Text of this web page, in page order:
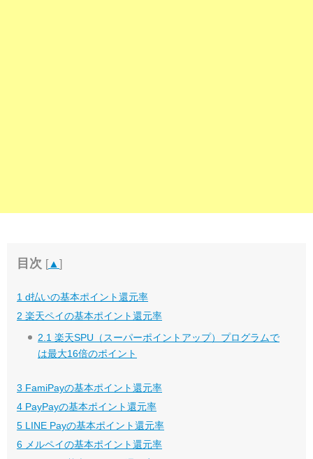
目次 [▲ ]
1 d払いの基本ポイント還元率
2 楽天ペイの基本ポイント還元率
2.1 楽天SPU（スーパーポイントアップ）プログラムで
は最大16倍のポイント
3 FamiPayの基本ポイント還元率
4 PayPayの基本ポイント還元率
5 LINE Payの基本ポイント還元率
6 メルペイの基本ポイント還元率